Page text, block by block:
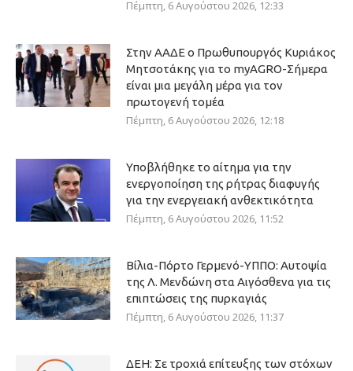
Πέμπτη, 6 Αυγούστου 2026, 12:33
Στην ΑΑΔΕ ο Πρωθυπουργός Κυριάκος
Μητσοτάκης για το myAGRO-Σήμερα
είναι μια μεγάλη μέρα για τον
πρωτογενή τομέα
Πέμπτη, 6 Αυγούστου 2026, 12:18
Υποβλήθηκε το αίτημα για την
ενεργοποίηση της ρήτρας διαφυγής
για την ενεργειακή ανθεκτικότητα
Πέμπτη, 6 Αυγούστου 2026, 11:52
Βίλια-Πόρτο Γερμενό-ΥΠΠΟ: Αυτοψία
της Λ. Μενδώνη στα Αιγόσθενα για τις
επιπτώσεις της πυρκαγιάς
Πέμπτη, 6 Αυγούστου 2026, 11:37
ΔΕΗ: Σε τροχιά επίτευξης των στόχων